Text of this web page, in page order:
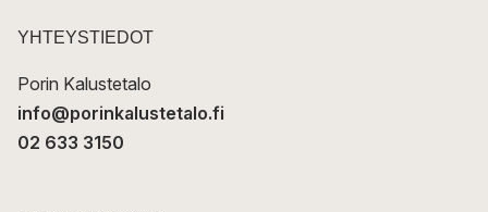
t
YHTEYSTIEDOT
Porin Kalustetalo
info@porinkalustetalo.fi
02 633 3150